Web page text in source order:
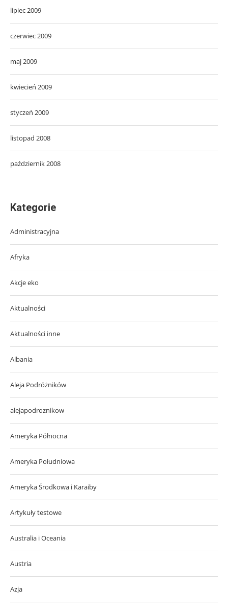
lipiec 2009
czerwiec 2009
maj 2009
kwiecień 2009
styczeń 2009
listopad 2008
październik 2008
Kategorie
Administracyjna
Afryka
Akcje eko
Aktualności
Aktualności inne
Albania
Aleja Podróżników
alejapodroznikow
Ameryka Północna
Ameryka Południowa
Ameryka Środkowa i Karaiby
Artykuły testowe
Australia i Oceania
Austria
Azja